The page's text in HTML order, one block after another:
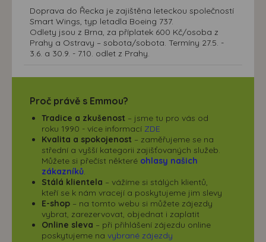
Doprava do Řecka je zajištěna leteckou společností
Smart Wings, typ letadla Boeing 737.
Odlety jsou z Brna, za příplatek 600 Kč/osoba z
Prahy a Ostravy – sobota/sobota. Termíny 27.5. -
3.6. a 30.9. - 7.10. odlet z Prahy.
Proč právě s Emmou?
Tradice a zkušenost – jsme tu pro vás od
roku 1990 - více informací ZDE
Kvalita a spokojenost – zaměřujeme se na
střední a vyšší kategorii zajišťovaných služeb.
Můžete si přečíst některé ohlasy našich
zákazníků.
Stálá klientela – vážíme si stálých klientů,
kteří se k nám vracejí a poskytujeme jim slevy
E-shop – na tomto webu si můžete zájezdy
vybrat, zarezervovat, objednat i zaplatit
Online sleva – při přihlášení zájezdu online
poskytujeme na vybrané zájezdy